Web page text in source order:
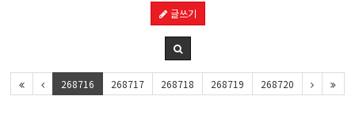
글쓰기
268716 268717 268718 268719 268720